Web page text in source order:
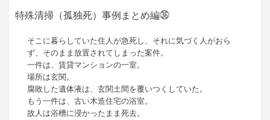
特殊清掃（孤独死）事例まとめ編㊱
そこに暮らしていた住人が急死し、それに気づく人がおら
ず、そのまま放置されてしまった案件。
一件は、賃貸マンションの一室。
場所は玄関。
腐敗した遺体液は、玄関土間を覆いつくしていた。
もう一件は、古い木造住宅の浴室。
故人は浴槽に浸かったまま死去。